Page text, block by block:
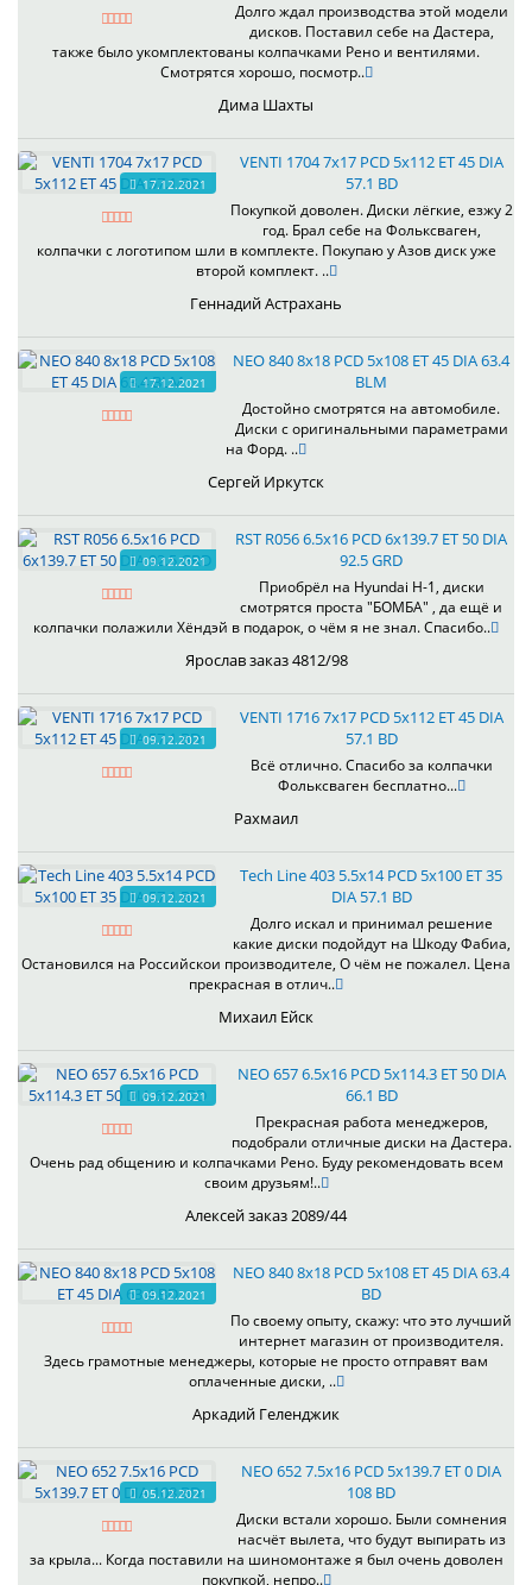
Долго ждал производства этой модели
дисков. Поставил себе на Дастера,
также было укомплектованы колпачками Рено и вентилями.
Смотрятся хорошо, посмотр..
Дима Шахты
17.12.2021
VENTI 1704 7x17 PCD 5x112 ET 45 DIA
57.1 BD
Покупкой доволен. Диски лёгкие, езжу 2
год. Брал себе на Фольксваген,
колпачки с логотипом шли в комплекте. Покупаю у Азов диск уже
второй комплект. ..
Геннадий Астрахань
17.12.2021
NEO 840 8x18 PCD 5x108 ET 45 DIA 63.4
BLM
Достойно смотрятся на автомобиле.
Диски с оригинальными параметрами
на Форд. ..
Сергей Иркутск
09.12.2021
RST R056 6.5x16 PCD 6x139.7 ET 50 DIA
92.5 GRD
Приобрёл на Hyundai H-1, диски
смотрятся проста "БОМБА" , да ещё и
колпачки полажили Хёндэй в подарок, о чём я не знал. Спасибо..
Ярослав заказ 4812/98
09.12.2021
VENTI 1716 7x17 PCD 5x112 ET 45 DIA
57.1 BD
Всё отлично. Спасибо за колпачки
Фольксваген бесплатно...
Рахмаил
09.12.2021
Tech Line 403 5.5x14 PCD 5x100 ET 35
DIA 57.1 BD
Долго искал и принимал решение
какие диски подойдут на Шкоду Фабиа,
Остановился на Российскои производителе, О чём не пожалел. Цена
прекрасная в отлич..
Михаил Ейск
09.12.2021
NEO 657 6.5x16 PCD 5x114.3 ET 50 DIA
66.1 BD
Прекрасная работа менеджеров,
подобрали отличные диски на Дастера.
Очень рад общению и колпачками Рено. Буду рекомендовать всем
своим друзьям!..
Алексей заказ 2089/44
09.12.2021
NEO 840 8x18 PCD 5x108 ET 45 DIA 63.4
BD
По своему опыту, скажу: что это лучший
интернет магазин от производителя.
Здесь грамотные менеджеры, которые не просто отправят вам
оплаченные диски, ..
Аркадий Геленджик
05.12.2021
NEO 652 7.5x16 PCD 5x139.7 ET 0 DIA
108 BD
Диски встали хорошо. Были сомнения
насчёт вылета, что будут выпирать из
за крыла... Когда поставили на шиномонтаже я был очень доволен
покупкой, непро..